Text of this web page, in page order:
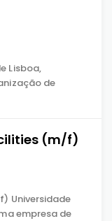
Lisboa,
de
(m/f)
Universidade
empresa de